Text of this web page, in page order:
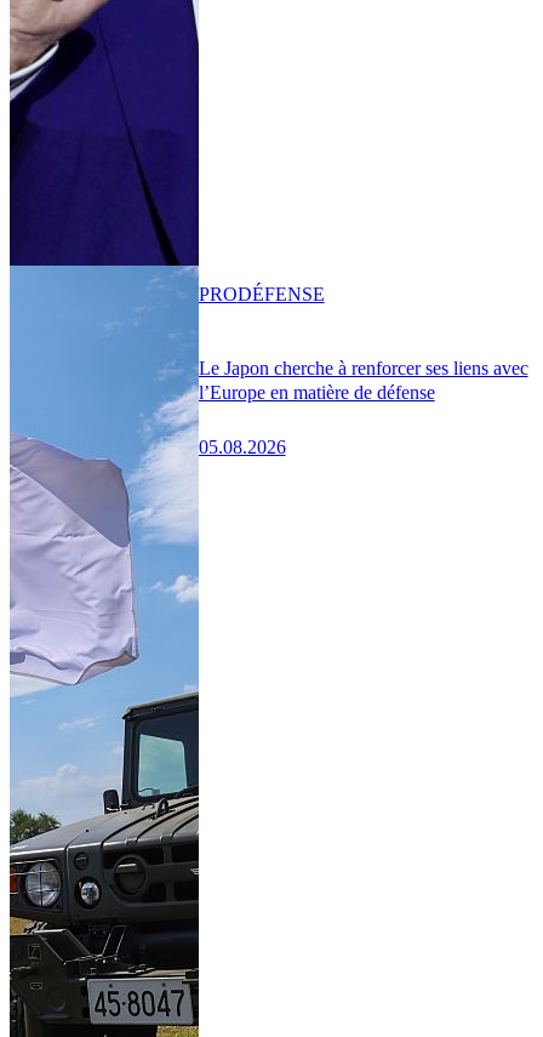
Le Japon cherche à renforcer ses liens avec
l’Europe en matière de défense
05.08.2026
PRODÉFENSE